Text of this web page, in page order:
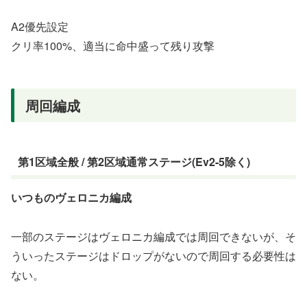
A2優先設定
クリ率100%、適当に命中盛って残り攻撃
周回編成
第1区域全般 / 第2区域通常ステージ(Ev2-5除く)
いつものヴェロニカ編成
一部のステージはヴェロニカ編成では周回できないが、そ
ういったステージはドロップがないので周回する必要性は
ない。